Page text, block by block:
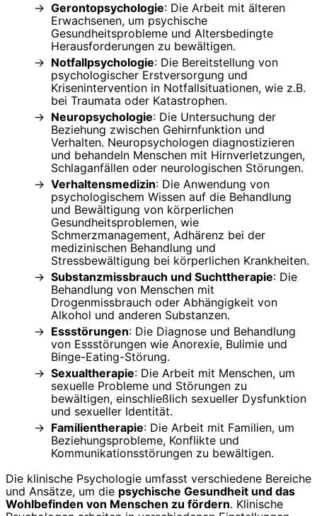
Gerontopsychologie: Die Arbeit mit älteren
Erwachsenen, um psychische
Gesundheitsprobleme und Altersbedingte
Herausforderungen zu bewältigen.
Notfallpsychologie: Die Bereitstellung von
psychologischer Erstversorgung und
Krisenintervention in Notfallsituationen, wie z.B.
bei Traumata oder Katastrophen.
Neuropsychologie: Die Untersuchung der
Beziehung zwischen Gehirnfunktion und
Verhalten. Neuropsychologen diagnostizieren
und behandeln Menschen mit Hirnverletzungen,
Schlaganfällen oder neurologischen Störungen.
Verhaltensmedizin: Die Anwendung von
psychologischem Wissen auf die Behandlung
und Bewältigung von körperlichen
Gesundheitsproblemen, wie
Schmerzmanagement, Adhärenz bei der
medizinischen Behandlung und
Stressbewältigung bei körperlichen Krankheiten.
Substanzmissbrauch und Suchttherapie: Die
Behandlung von Menschen mit
Drogenmissbrauch oder Abhängigkeit von
Alkohol und anderen Substanzen.
Essstörungen: Die Diagnose und Behandlung
von Essstörungen wie Anorexie, Bulimie und
Binge-Eating-Störung.
Sexualtherapie: Die Arbeit mit Menschen, um
sexuelle Probleme und Störungen zu
bewältigen, einschließlich sexueller Dysfunktion
und sexueller Identität.
Familientherapie: Die Arbeit mit Familien, um
Beziehungsprobleme, Konflikte und
Kommunikationsstörungen zu bewältigen.
Die klinische Psychologie umfasst verschiedene Bereiche
und Ansätze, um die psychische Gesundheit und das
Wohlbefinden von Menschen zu fördern. Klinische